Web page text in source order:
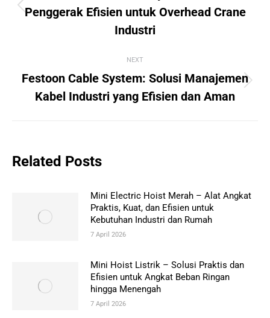
Previous
Penggerak Efisien untuk Overhead Crane
Industri
NEXT
Next
post:
Festoon Cable System: Solusi Manajemen
Kabel Industri yang Efisien dan Aman
Related Posts
Mini Electric Hoist Merah – Alat Angkat
Praktis, Kuat, dan Efisien untuk
Kebutuhan Industri dan Rumah
7 April 2026
Mini Hoist Listrik – Solusi Praktis dan
Efisien untuk Angkat Beban Ringan
hingga Menengah
7 April 2026